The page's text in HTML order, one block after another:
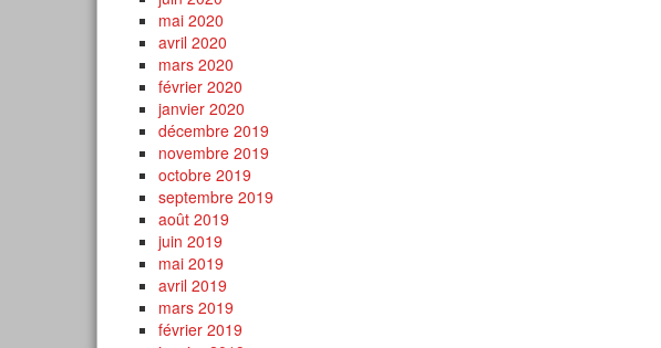
mai 2020
avril 2020
mars 2020
février 2020
janvier 2020
décembre 2019
novembre 2019
octobre 2019
septembre 2019
août 2019
juin 2019
mai 2019
avril 2019
mars 2019
février 2019